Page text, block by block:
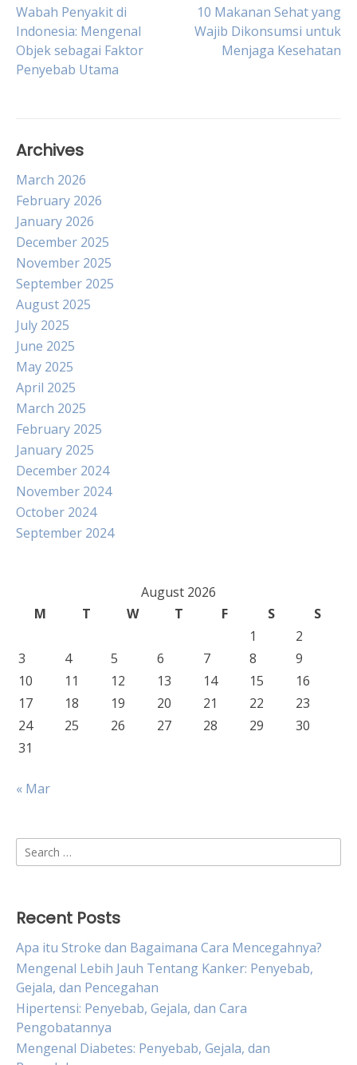
Post
navigation
Wabah Penyakit di
Indonesia: Mengenal
Objek sebagai Faktor
Penyebab Utama
10 Makanan Sehat yang
Wajib Dikonsumsi untuk
Menjaga Kesehatan
Archives
March 2026
February 2026
January 2026
December 2025
November 2025
September 2025
August 2025
July 2025
June 2025
May 2025
April 2025
March 2025
February 2025
January 2025
December 2024
November 2024
October 2024
September 2024
August 2026
M
T W T F S
S
1
2
3
4 5 6 7 8
9
10
11 12 13 14 15
16
17
18 19 20 21 22
23
24
25 26 27 28 29
30
31
« Mar
Search
for:
Recent Posts
Apa itu Stroke dan Bagaimana Cara Mencegahnya?
Mengenal Lebih Jauh Tentang Kanker: Penyebab,
Gejala, dan Pencegahan
Hipertensi: Penyebab, Gejala, dan Cara
Pengobatannya
Mengenal Diabetes: Penyebab, Gejala, dan